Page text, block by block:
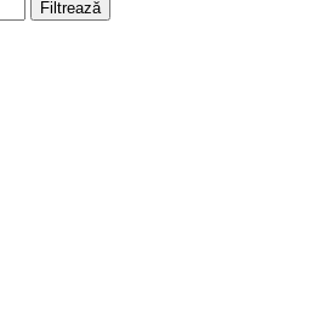
Filtrează